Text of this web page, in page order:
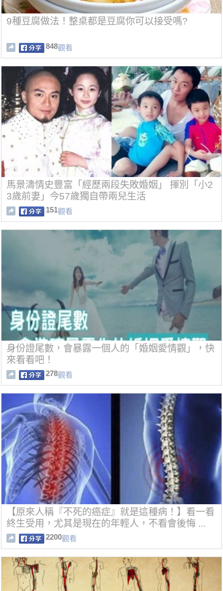
9種豆腐做法！整桌都是豆腐你可以接受嗎?
848觀看
馬景濤情史豐富「經歷兩段失敗婚姻」 揮別「小2
3歲前妻」今57歲獨自帶兩兒生活
151觀看
身份證尾數，會暴露一個人的「婚姻愛情觀」，快
來看看吧！
278觀看
【原來人稱『不死的癌症』就是這種病！】看一看
終生受用，尤其是現在的年輕人，不看會後悔 ...
2200觀看